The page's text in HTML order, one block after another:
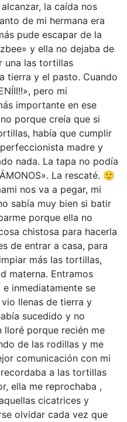
la caída nos
de mi hermana era
pude escapar de la
y ella no dejaba de
una las tortillas
tierra y el pasto. Cuando
pero mi
importante en ese
porque creía que si
había que cumplir
madre y
nada. La tapa no podía
La rescaté. 🙂
nos va a pegar, mi
sabía muy bien si batir
porque ella no
chistosa para hacerla
de entrar a casa, para
más las tortillas,
materna. Entramos
inmediatamente se
llenas de tierra y
sucedido y no
porque recién me
de las rodillas y me
comunicación con mi
a las tortillas
ella me reprochaba ,
cicatrices y
olvidar cada vez que